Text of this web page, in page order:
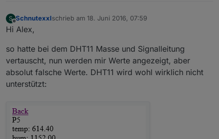
S
Offline
Schnutexxlschrieb am 18. Juni 2016, 07:59
zuletzt editiert von
Hi Alex,
so hatte bei dem DHT11 Masse und Signalleitung
vertauscht, nun werden mir Werte angezeigt, aber
absolut falsche Werte. DHT11 wird wohl wirklich nicht
unterstützt: